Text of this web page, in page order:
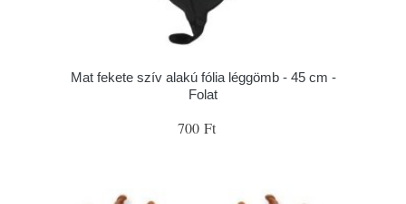
Mat fekete szív alakú fólia léggömb - 45 cm -
Folat
700 Ft